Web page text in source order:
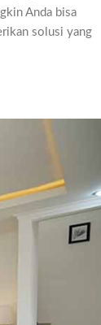
Anda bisa
solusi yang